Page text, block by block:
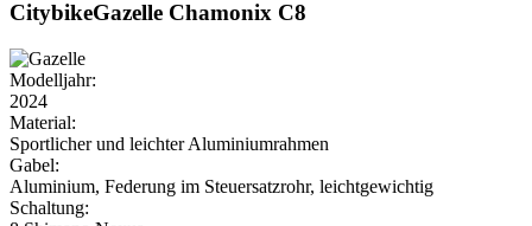
CitybikeGazelle Chamonix C8
Modelljahr:
2024
Material:
Sportlicher und leichter Aluminiumrahmen
Gabel:
Aluminium, Federung im Steuersatzrohr, leichtgewichtig
Schaltung: